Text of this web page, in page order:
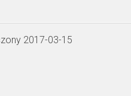
2017-03-15